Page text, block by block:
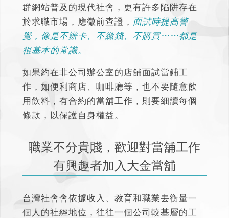
群網站普及的現代社會，更有許多陷阱存在
於求職市場，應徵前查證， 面試時提高警
覺，像是不辦卡、不繳錢、不購買⋯⋯都是
很基本的常識。
如果約在非公司辦公室的店舖面試當鋪工
作，如便利商店、咖啡廳等，也不要隨意飲
用飲料，有合約的當舖工作，則要細讀每個
條款，以保護自身權益。
職業不分貴賤，歡迎對當舖工作
有興趣者加入大金當舖
台灣社會會依據收入、教育和職業去衡量一
個人的社經地位，往往一個公司較基層的工